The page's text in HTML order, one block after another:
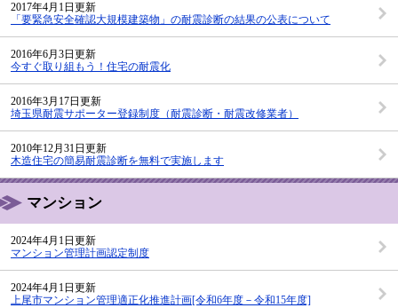
2017年4月1日更新
「要緊急安全確認大規模建築物」の耐震診断の結果の公表について
2016年6月3日更新
今すぐ取り組もう！住宅の耐震化
2016年3月17日更新
埼玉県耐震サポーター登録制度（耐震診断・耐震改修業者）
2010年12月31日更新
木造住宅の簡易耐震診断を無料で実施します
マンション
2024年4月1日更新
マンション管理計画認定制度
2024年4月1日更新
上尾市マンション管理適正化推進計画[令和6年度－令和15年度]